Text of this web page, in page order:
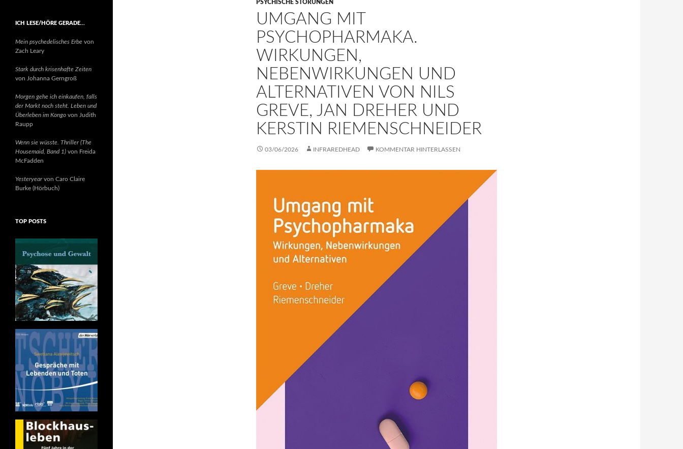
PSYCHISCHE STÖRUNGEN
UMGANG MIT
PSYCHOPHARMAKA.
WIRKUNGEN,
NEBENWIRKUNGEN UND
ALTERNATIVEN VON NILS
GREVE, JAN DREHER UND
KERSTIN RIEMENSCHNEIDER
03/06/2026 INFRAREDHEAD KOMMENTAR HINTERLASSEN
ICH LESE/HÖRE GERADE…
Mein psychedelisches Erbe von
Zach Leary
Stark durch krisenhafte Zeiten
von Johanna Gerngroß
Morgen gehe ich einkaufen, falls
der Markt noch steht. Leben und
Überleben im Kongo von Judith
Raupp
Wenn sie wüsste. Thriller (The
Housemaid, Band 1) von Freida
McFadden
Yesteryearvon Caro Claire
Burke (Hörbuch)
TOP POSTS